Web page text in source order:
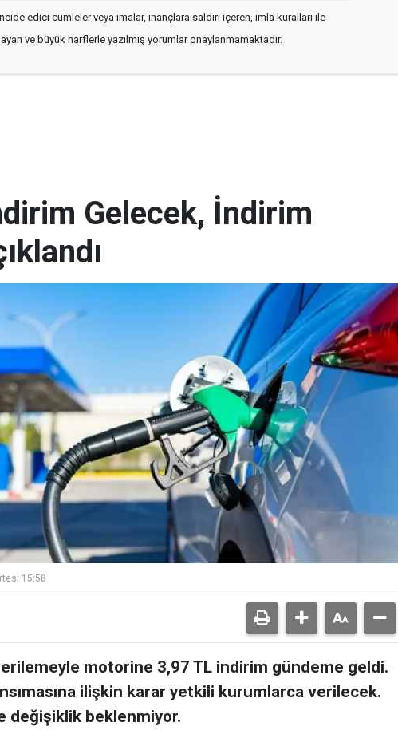
edici cümleler veya imalar, inançlara saldırı içeren, imla kuralları ile
ve büyük harflerle yazılmış yorumlar onaylanmamaktadır.
Gelecek, İndirim
15:58
motorine 3,97 TL indirim gündeme geldi.
ilişkin karar yetkili kurumlarca verilecek.
değişiklik beklenmiyor.